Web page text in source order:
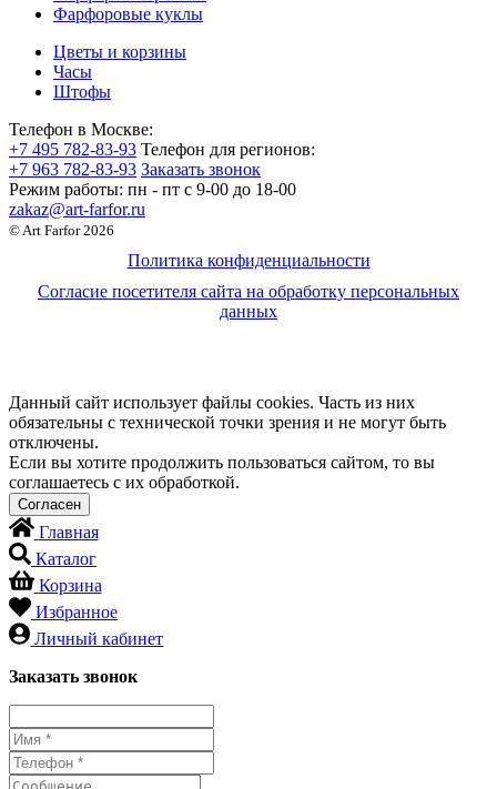
Фарфоровые куклы
Цветы и корзины
Часы
Штофы
Телефон в Москве:
+7 495 782-83-93 Телефон для регионов:
+7 963 782-83-93 Заказать звонок
Режим работы: пн - пт c 9-00 до 18-00
zakaz@art-farfor.ru
© Art Farfor 2026
Политика конфиденциальности
Согласие посетителя сайта на обработку персональных
данных
Данный сайт использует файлы cookies. Часть из них
обязательны с технической точки зрения и не могут быть
отключены.
Если вы хотите продолжить пользоваться сайтом, то вы
соглашаетесь с их обработкой.
Главная
Каталог
Корзина
Избранное
Личный кабинет
Заказать звонок